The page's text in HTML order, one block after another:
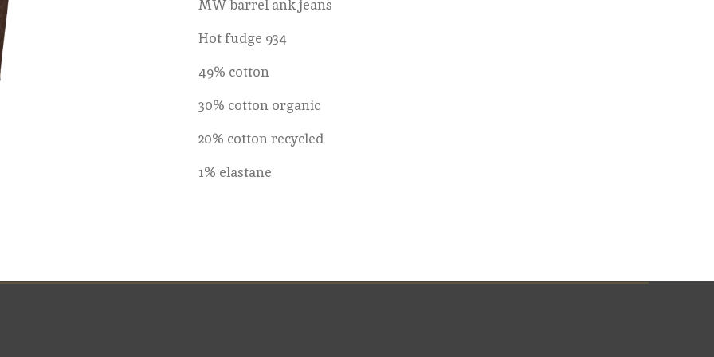
MW barrel ank jeans
Hot fudge 934
49% cotton
30% cotton organic
20% cotton recycled
1% elastane